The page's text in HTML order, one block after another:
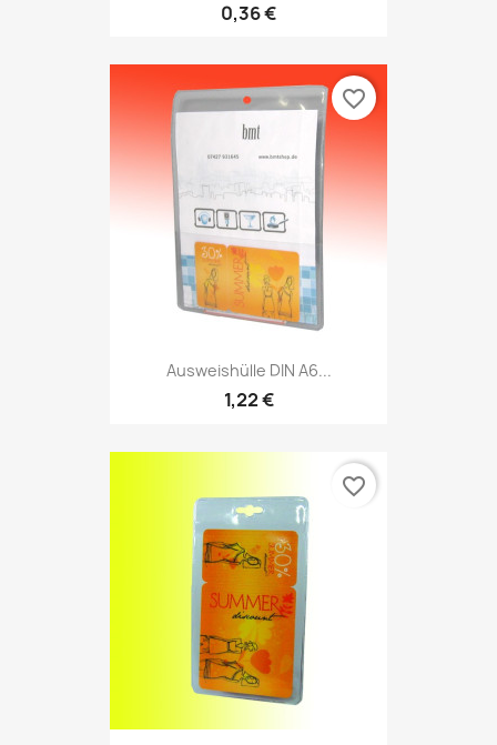
0,36 €
Ausweishülle DIN A6...
1,22 €
favorite_border
favorite_border